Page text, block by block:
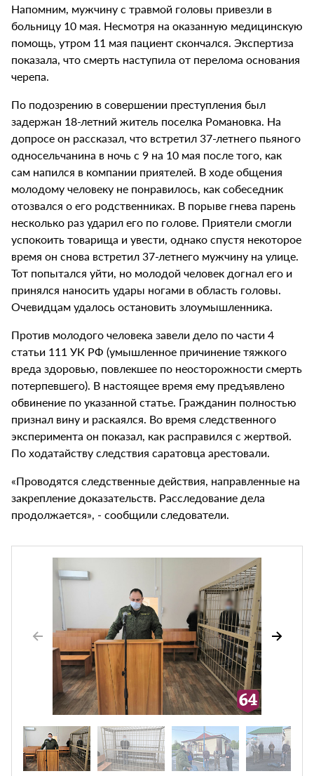
Напомним, мужчину с травмой головы привезли в
больницу 10 мая. Несмотря на оказанную медицинскую
помощь, утром 11 мая пациент скончался. Экспертиза
показала, что смерть наступила от перелома основания
черепа.
По подозрению в совершении преступления был
задержан 18-летний житель поселка Романовка. На
допросе он рассказал, что встретил 37-летнего пьяного
односельчанина в ночь с 9 на 10 мая после того, как
сам напился в компании приятелей. В ходе общения
молодому человеку не понравилось, как собеседник
отозвался о его родственниках. В порыве гнева парень
несколько раз ударил его по голове. Приятели смогли
успокоить товарища и увести, однако спустя некоторое
время он снова встретил 37-летнего мужчину на улице.
Тот попытался уйти, но молодой человек догнал его и
принялся наносить удары ногами в область головы.
Очевидцам удалось остановить злоумышленника.
Против молодого человека завели дело по части 4
статьи 111 УК РФ (умышленное причинение тяжкого
вреда здоровью, повлекшее по неосторожности смерть
потерпевшего). В настоящее время ему предъявлено
обвинение по указанной статье. Гражданин полностью
признал вину и раскаялся. Во время следственного
эксперимента он показал, как расправился с жертвой.
По ходатайству следствия саратовца арестовали.
«Проводятся следственные действия, направленные на
закрепление доказательств. Расследование дела
продолжается», - сообщили следователи.